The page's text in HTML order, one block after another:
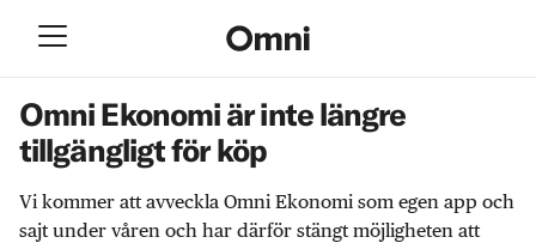
Omni Ekonomi är inte längre
tillgängligt för köp
Vi kommer att avveckla Omni Ekonomi som egen app och
sajt under våren och har därför stängt möjligheten att